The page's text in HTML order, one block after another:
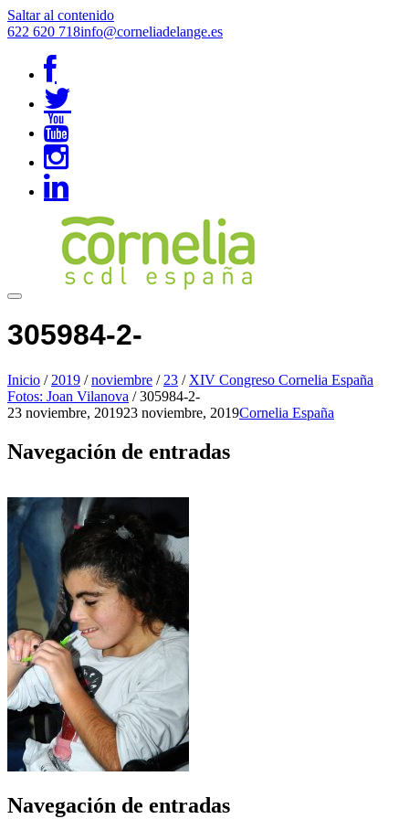
Saltar al contenido
622 620 718info@corneliadelange.es
305984-2-
Inicio / 2019 / noviembre / 23 / XIV Congreso Cornelia España
Fotos: Joan Vilanova / 305984-2-
23 noviembre, 201923 noviembre, 2019Cornelia España
Navegación de entradas
Navegación de entradas